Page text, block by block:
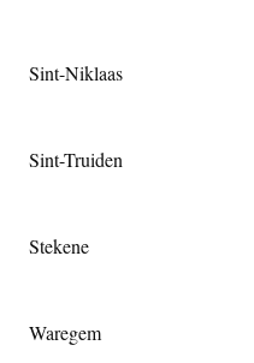
Sint-Niklaas
Sint-Truiden
Stekene
Waregem